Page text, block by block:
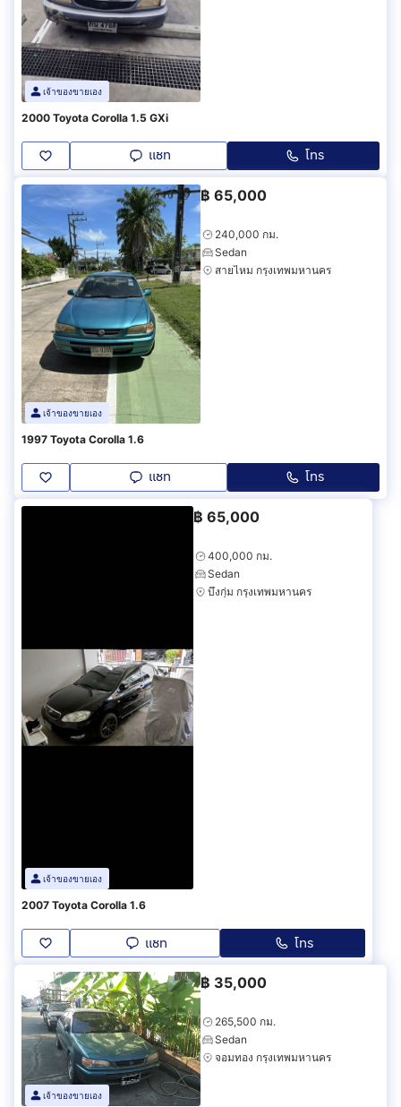
เจ้าของขายเอง
2000 Toyota Corolla 1.5 GXi
แชท โทร
เจ้าของขายเอง
฿ 65,000
240,000 กม.
Sedan
สายไหม กรุงเทพมหานคร
1997 Toyota Corolla 1.6
แชท โทร
เจ้าของขายเอง
฿ 65,000
400,000 กม.
Sedan
บึงกุ่ม กรุงเทพมหานคร
2007 Toyota Corolla 1.6
แชท โทร
เจ้าของขายเอง
฿ 35,000
265,500 กม.
Sedan
จอมทอง กรุงเทพมหานคร